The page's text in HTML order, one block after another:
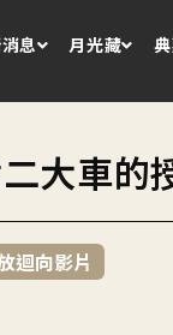
息 月光藏
車的
迴向影片